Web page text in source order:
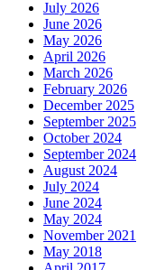
July 2026
June 2026
May 2026
April 2026
March 2026
February 2026
December 2025
September 2025
October 2024
September 2024
August 2024
July 2024
June 2024
May 2024
November 2021
May 2018